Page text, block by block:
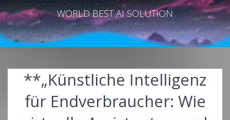
WORLD BEST AI SOLUTION
**„Künstliche Intelligenz
für Endverbraucher: Wie